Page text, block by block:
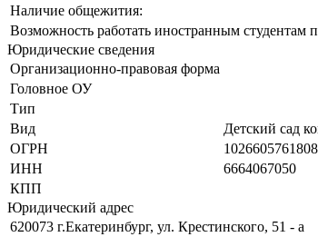
Наличие общежития:
Возможность работать иностранным студентам
Юридические сведения
Организационно-правовая форма
Головное ОУ
Тип
Вид
Детский сад
ОГРН
1026605761808
ИНН
6664067050
КПП
Юридический адрес
620073 г.Екатеринбург, ул. Крестинского, 51 - а